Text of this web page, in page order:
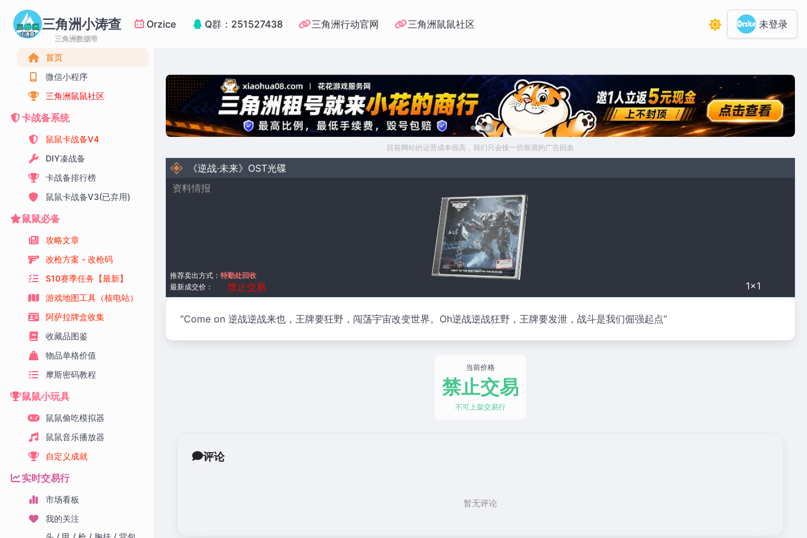
三角洲小涛查
三角洲数据帝
Orzice Q群：251527438 三角洲行动官网 三角洲鼠鼠社区 未登录
首页
微信小程序
三角洲鼠鼠社区
卡战备系统
鼠鼠卡战备V4
DIY凑战备
卡战备排行榜
鼠鼠卡战备V3(已弃用)
鼠鼠必备
攻略文章
改枪方案 - 改枪码
S10赛季任务【最新】
游戏地图工具（核电站）
阿萨拉牌盒收集
收藏品图鉴
物品单格价值
摩斯密码教程
鼠鼠小玩具
鼠鼠偷吃模拟器
鼠鼠音乐播放器
自定义成就
实时交易行
市场看板
我的关注
目前网站的运营成本很高，我们只会接一些靠谱的广告回血
《逆战·未来》OST光碟
资料情报
1×1
最新成交价： 禁止交易
推荐卖出方式： 特勤处回收
“Come on 逆战逆战来也，王牌要狂野，闯荡宇宙改变世界。Oh逆战逆战狂野，王牌要发泄，战斗是我们倔强起点”
当前价格
禁止交易
不可上架交易行
评论
暂无评论